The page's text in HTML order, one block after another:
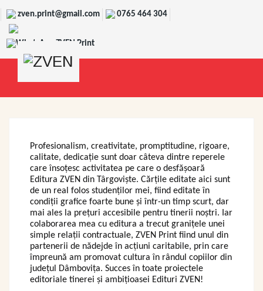
zven.print@gmail.com 0765 464 304
WhatsApp ZVEN Print
Profesionalism, creativitate, promptitudine, rigoare,
calitate, dedicație sunt doar câteva dintre reperele
care însoțesc activitatea pe care o desfășoară
Editura ZVEN din Târgoviște. Cărțile editate aici sunt
de un real folos studenților mei, fiind editate în
condiții grafice foarte bune și într-un timp scurt, dar
mai ales la prețuri accesibile pentru tinerii noștri. Iar
colaborarea mea cu editura a trecut granițele unei
simple relații contractuale, ZVEN Print fiind unul din
partenerii de nădejde în acțiuni caritabile, prin care
împreună am promovat cultura în rândul copiilor din
județul Dâmbovița. Succes în toate proiectele
editoriale tinerei și ambițioasei Edituri ZVEN!